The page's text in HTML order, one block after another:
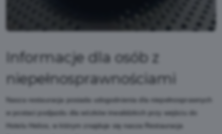
Informacje dla osób z
niepełnosprawnościami
Nasza restauracja posiada udogodnienia dla niepełnosprawnych
w postaci podjazdu dla wózków inwalidzkich przy wejściu do
Hotelu Helios, w którym znajduje się nasza Restauracja